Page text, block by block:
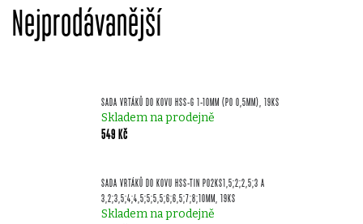
Nejprodávanější
SADA VRTÁKŮ DO KOVU HSS-G 1-10MM (PO 0,5MM), 19KS
Skladem na prodejně
549 Kč
SADA VRTÁKŮ DO KOVU HSS-TIN PO2KS1,5;2;2,5;3 A
3,2;3,5;4;4,5;5;5,5;6;6,5;7;8;10MM, 19KS
Skladem na prodejně